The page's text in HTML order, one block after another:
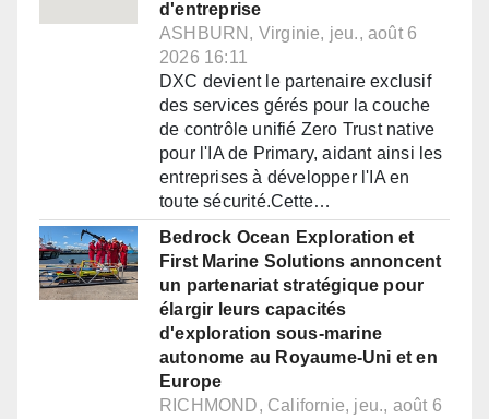
d'entreprise
ASHBURN, Virginie, jeu., août 6
2026 16:11
DXC devient le partenaire exclusif
des services gérés pour la couche
de contrôle unifié Zero Trust native
pour l'IA de Primary, aidant ainsi les
entreprises à développer l'IA en
toute sécurité.Cette…
Bedrock Ocean Exploration et
First Marine Solutions annoncent
un partenariat stratégique pour
élargir leurs capacités
d'exploration sous-marine
autonome au Royaume-Uni et en
Europe
RICHMOND, Californie, jeu., août 6